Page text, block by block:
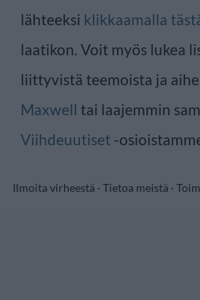
lähteeksi klikkaamalla
laatikon. Voit myös lukea
liittyvistä teemoista ja
Maxwell tai laajemmin
Viihdeuutiset -
Ilmoita virheestä · Tietoa meistä ·